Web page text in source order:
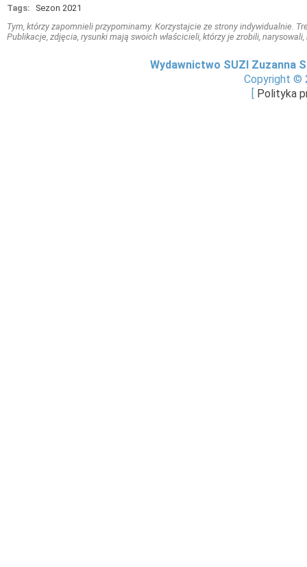
Tags:
Sezon 2021
Tym, którzy zapomnieli przypominamy. Korzystajcie ze strony indywidualnie.
Publikacje, zdjęcia, rysunki mają swoich właścicieli, którzy je zrobili,
Wydawnictwo SUZI Zuzanna
Copyright ©
[ Polityka